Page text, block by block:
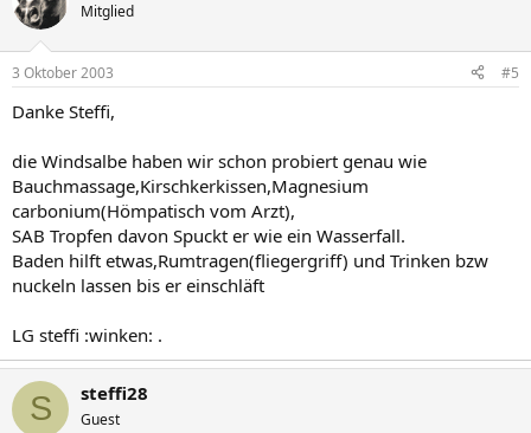
Mitglied
3 Oktober 2003 #5
Danke Steffi,
die Windsalbe haben wir schon probiert genau wie
Bauchmassage,Kirschkerkissen,Magnesium
carbonium(Hömpatisch vom Arzt),
SAB Tropfen davon Spuckt er wie ein Wasserfall.
Baden hilft etwas,Rumtragen(fliegergriff) und Trinken bzw
nuckeln lassen bis er einschläft
LG steffi :winken: .
S steffi28
Guest